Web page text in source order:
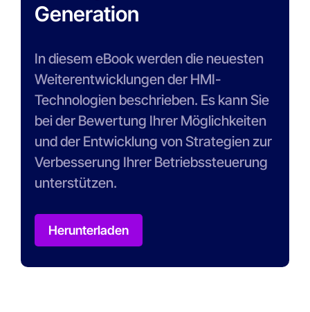
Generation
In diesem eBook werden die neuesten
Weiterentwicklungen der HMI-
Technologien beschrieben. Es kann Sie
bei der Bewertung Ihrer Möglichkeiten
und der Entwicklung von Strategien zur
Verbesserung Ihrer Betriebssteuerung
unterstützen.
Herunterladen